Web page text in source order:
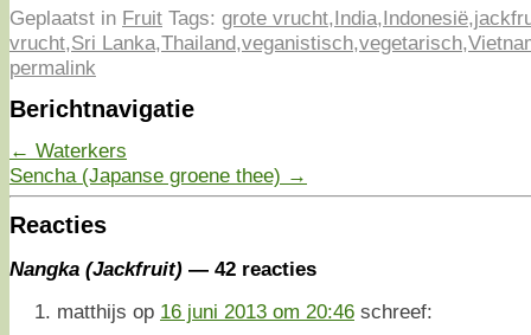
Geplaatst in Fruit Tags: grote vrucht,India,Indonesië,
vrucht,Sri Lanka,Thailand,veganistisch,vegetarisch,
permalink
Berichtnavigatie
← Waterkers
Sencha (Japanse groene thee) →
Reacties
Nangka (Jackfruit) — 42 reacties
matthijs op 16 juni 2013 om 20:46 schreef: